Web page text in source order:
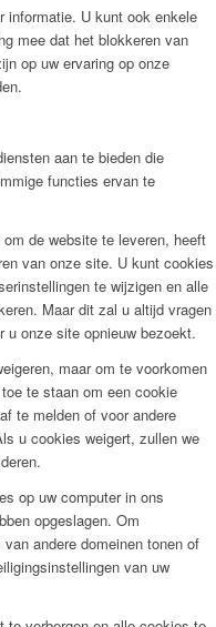
informatie. U kunt ook enkele
mee dat het blokkeren van
op uw ervaring op onze
aan te bieden die
functies ervan te
de website te leveren, heeft
van onze site. U kunt cookies
te wijzigen en alle
Maar dit zal u altijd vragen
u onze site opnieuw bezoekt.
maar om te voorkomen
te staan om een cookie
te melden of voor andere
u cookies weigert, zullen we
op uw computer in ons
opgeslagen. Om
andere domeinen tonen of
van uw